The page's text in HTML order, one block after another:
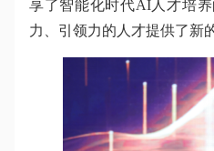
享了智能化时代AI人才培
力、引领力的人才提供了新